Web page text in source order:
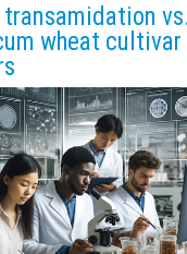
wheat